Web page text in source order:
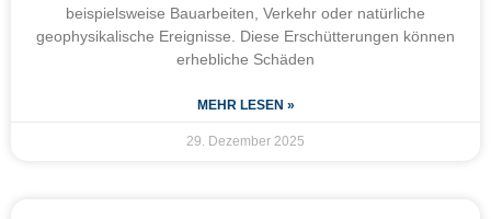
beispielsweise Bauarbeiten, Verkehr oder natürliche
geophysikalische Ereignisse. Diese Erschütterungen können
erhebliche Schäden
MEHR LESEN »
29. Dezember 2025